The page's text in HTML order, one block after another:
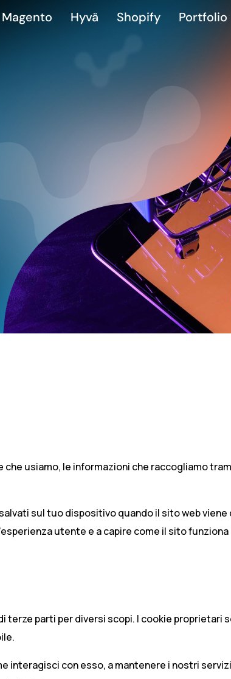
Magento Hyvä Shopify Portfolio
usiamo, le informazioni che raccogliamo
sul tuo dispositivo quando il sito web
utente e a capire come il sito
parti per diversi scopi. I cookie proprietari
interagisci con esso, a mantenere i nostri